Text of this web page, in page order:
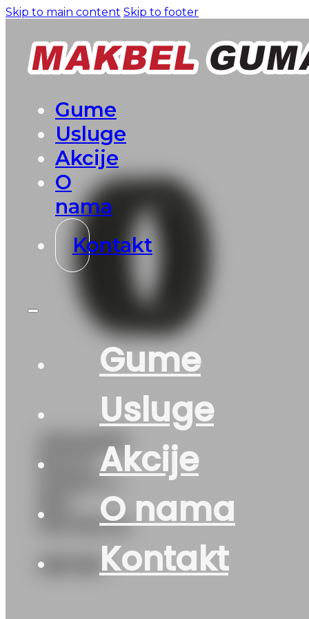
Skip to main content Skip to footer
Gume
Usluge
Akcije
O
nama
Kontakt
Gume
Usluge
Akcije
O nama
Kontakt
215/40R18
PILOT-
MICHELIN
280